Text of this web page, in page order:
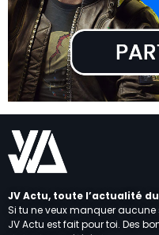
JV Actu, toute l’actualité
Si tu ne veux manquer
JV Actu est fait pour toi. Des